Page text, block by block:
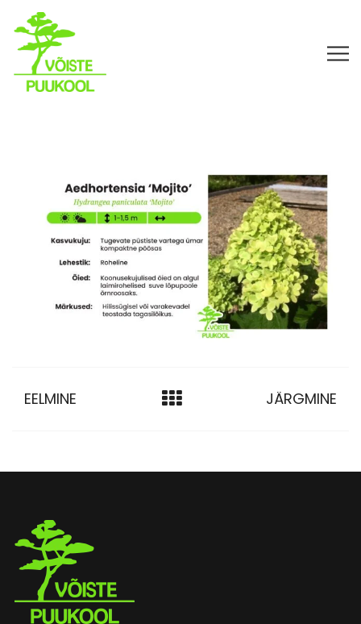
EELMINE JÄRGMINE